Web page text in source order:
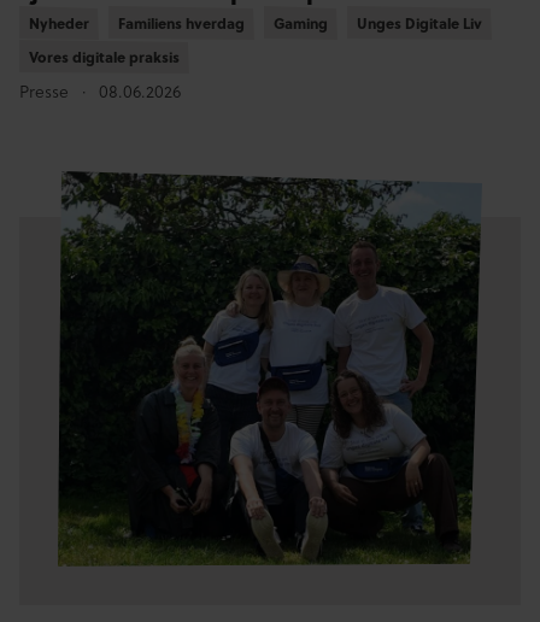
Nyheder
Nyheder Familiens hverdag
Familiens hverdag Gaming
Gaming Unges Digitale Liv
Unges Digitale Liv
Vores digitale praksis
Vores digitale praksis
Presse 08.06.2026